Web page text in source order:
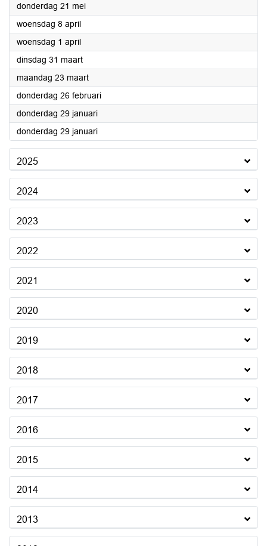
donderdag 21 mei2026
woensdag 8 april2026
woensdag 1 april2026
dinsdag 31 maart2026
maandag 23 maart2026
donderdag 26 februari2026
donderdag 29 januari2026
donderdag 29 januari2026
2025
2024
2023
2022
2021
2020
2019
2018
2017
2016
2015
2014
2013